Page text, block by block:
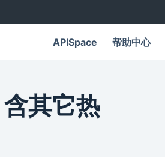
APISpace 帮助中心
其它热